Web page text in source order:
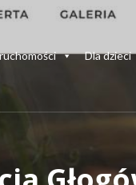
Dla dzieci